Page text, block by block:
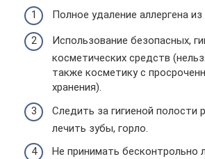
Полное удаление аллергена
Использование безопасных,
косметических средств
также косметику с
хранения).
Следить за гигиеной полости
лечить зубы, горло.
Не принимать бесконтрольно